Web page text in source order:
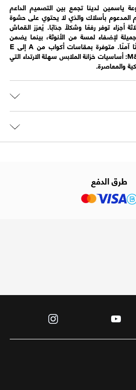
ياسمين لدينا تجمع بين التصميم الداعم
المدعوم بأسلاك والذي لا يحتوي على حشوة
أجزاء توفر رفعًا وشكلًا جذابًا. يُعزز القماش
لإضفاء لمسة من الأنوثة، بينما يضمن
إغلاق الخطاف والعين تثبيتًا آمنًا. متوفرة بمقاسات أكواب من A إلى E
للارتداء اليومي. مجموعة M&S: أساسيات خزانة الملابس سهلة الارتداء التي
والمعاصرة.
طرق الدفع